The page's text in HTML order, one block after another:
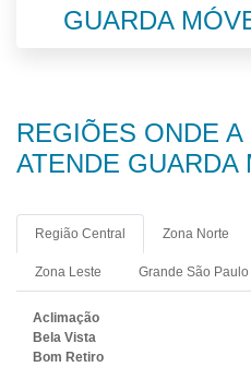
GUARDA
REGIÕES ONDE
ATENDE GUARDA
Região Central Zona Norte
Zona Leste Grande São Paulo
Aclimação
Bela Vista
Bom Retiro